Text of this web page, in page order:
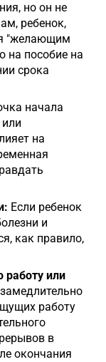
но он не
ребенок,
"желающим
на пособие на
срока
начала
на
Если ребенок
и
как правило,
работу или
работу
в
окончания